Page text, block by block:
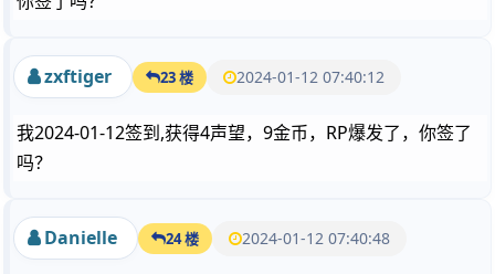
zxftiger 23 楼 2024-01-12 07:40:12
我2024-01-12签到,获得4声望，9金币，RP爆发了，你签了
吗？
Danielle 24 楼 2024-01-12 07:40:48